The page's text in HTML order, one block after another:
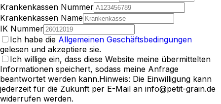
Krankenkassen Nummer
Krankenkassen Name
IK Nummer
Ich habe die Allgemeinen Geschäftsbedingungen
gelesen und akzeptiere sie.
Ich willige ein, dass diese Website meine übermittelten
Informationen speichert, sodass meine Anfrage
beantwortet werden kann.Hinweis: Die Einwilligung kann
jederzeit für die Zukunft per E-Mail an info@petit-grain.de
widerrufen werden.